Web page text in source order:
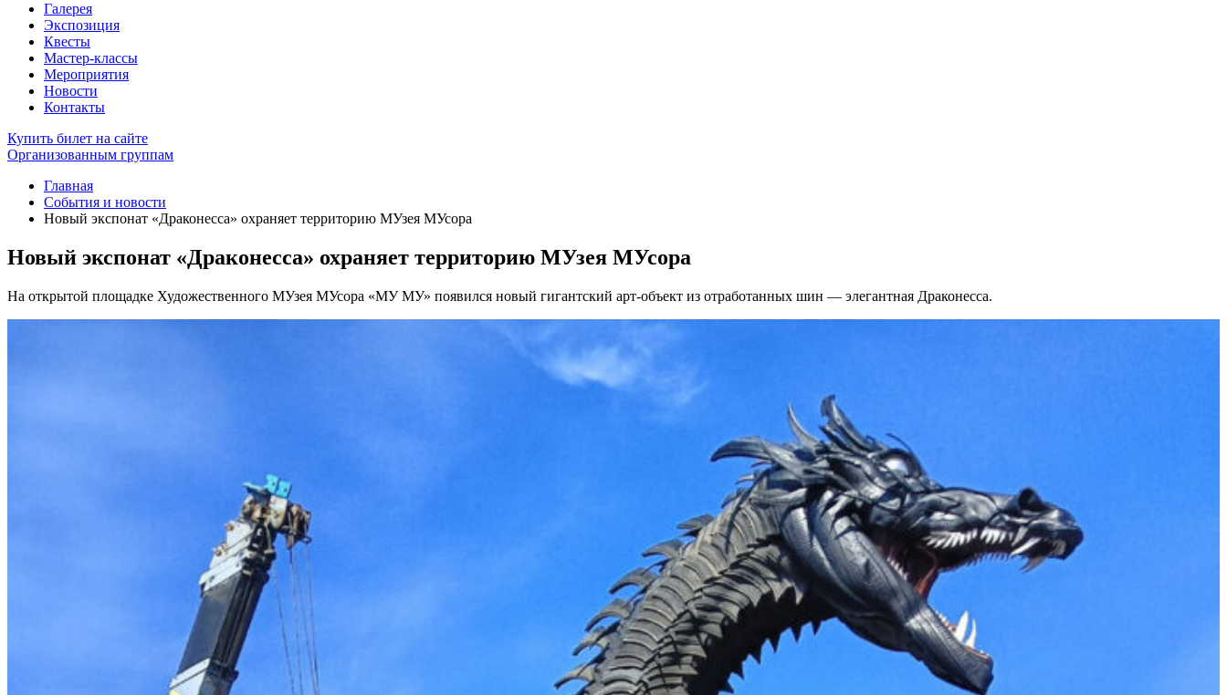
Галерея
Экспозиция
Квесты
Мастер-классы
Мероприятия
Новости
Контакты
Купить билет на сайте
Организованным группам
Главная
События и новости
Новый экспонат «Драконесса» охраняет территорию МУзея МУсора
Новый экспонат «Драконесса» охраняет территорию МУзея МУсора
На открытой площадке Художественного МУзея МУсора «МУ МУ» появился новый гигантский арт-объект из отработанных шин — элегантная Драконесса.